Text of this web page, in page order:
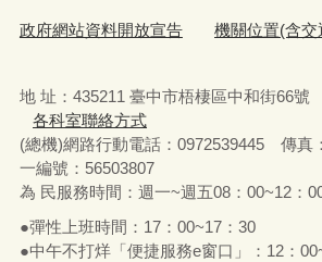
政府網站資料開放宣告 機關位置(含
地 址：435211 臺中市梧棲區中和街66號
各科室聯絡方式
(總機)網路行動電話：0972539445 傳
一編號：56503807
為 民服務時間：週一~週五08：00~12：
●彈性上班時間：17：00~17：30
●中午不打烊「便捷服務e窗口」：12：